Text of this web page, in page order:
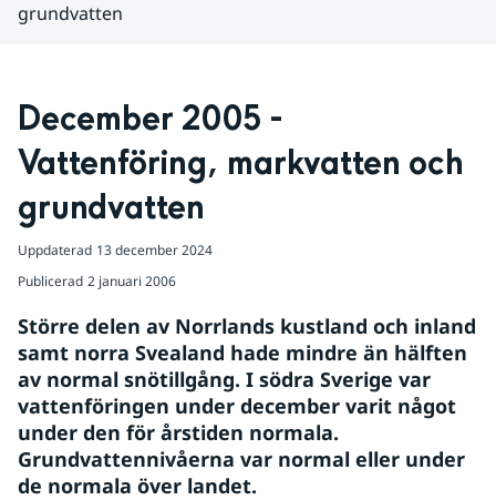
grundvatten
December 2005 -
Vattenföring, markvatten och
grundvatten
Uppdaterad 13 december 2024
Publicerad 2 januari 2006
Större delen av Norrlands kustland och inland
samt norra Svealand hade mindre än hälften
av normal snötillgång. I södra Sverige var
vattenföringen under december varit något
under den för årstiden normala.
Grundvattennivåerna var normal eller under
de normala över landet.